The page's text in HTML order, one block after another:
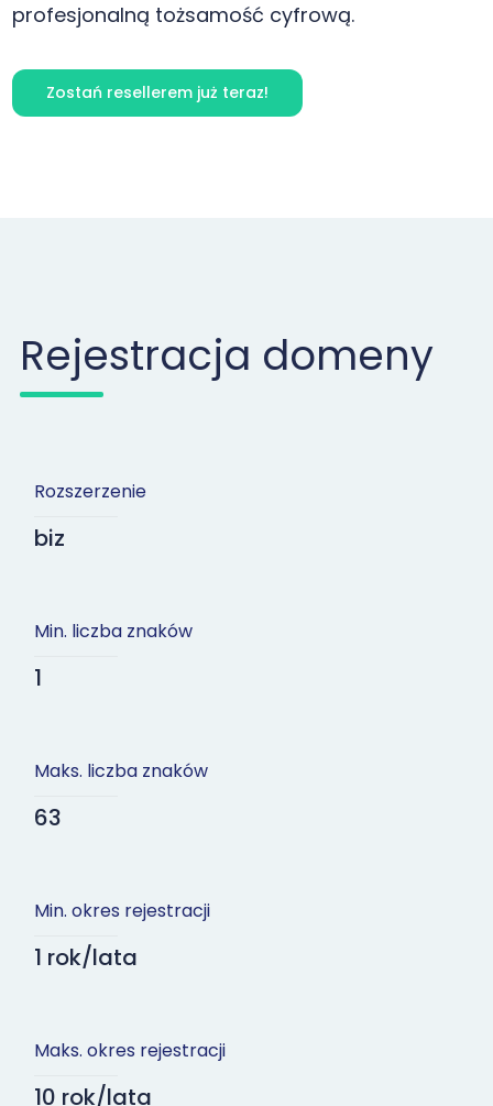
profesjonalną tożsamość cyfrową.
Zostań resellerem już teraz!
Rejestracja domeny
Rozszerzenie
biz
Min. liczba znaków
1
Maks. liczba znaków
63
Min. okres rejestracji
1 rok/lata
Maks. okres rejestracji
10 rok/lata